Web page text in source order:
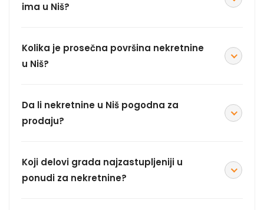
ima u Niš?
Kolika je prosečna površina nekretnine
u Niš?
Da li nekretnine u Niš pogodna za
prodaju?
Koji delovi grada najzastupljeniji u
ponudi za nekretnine?